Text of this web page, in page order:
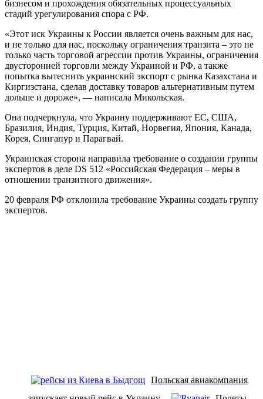
бизнесом и прохождения обязательных процессуальных
стадий урегулирования спора с РФ.
«Этот иск Украины к России является очень важным для нас,
и не только для нас, поскольку ограничения транзита – это не
только часть торговой агрессии против Украины, ограничения
двусторонней торговли между Украиной и РФ, а также
попытка вытеснить украинский экспорт с рынка Казахстана и
Киргизстана, сделав доставку товаров альтернативным путем
дольше и дороже», — написала Микольская.
Она подчеркнула, что Украину поддерживают ЕС, США,
Бразилия, Индия, Турция, Китай, Норвегия, Япония, Канада,
Корея, Сингапур и Парагвай.
Украинская сторона направила требование о создании группы
экспертов в деле DS 512 «Российская Федерация – меры в
отношении транзитного движения».
20 февраля РФ отклонила требование Украины создать группу
экспертов.
Польская авиакомпания